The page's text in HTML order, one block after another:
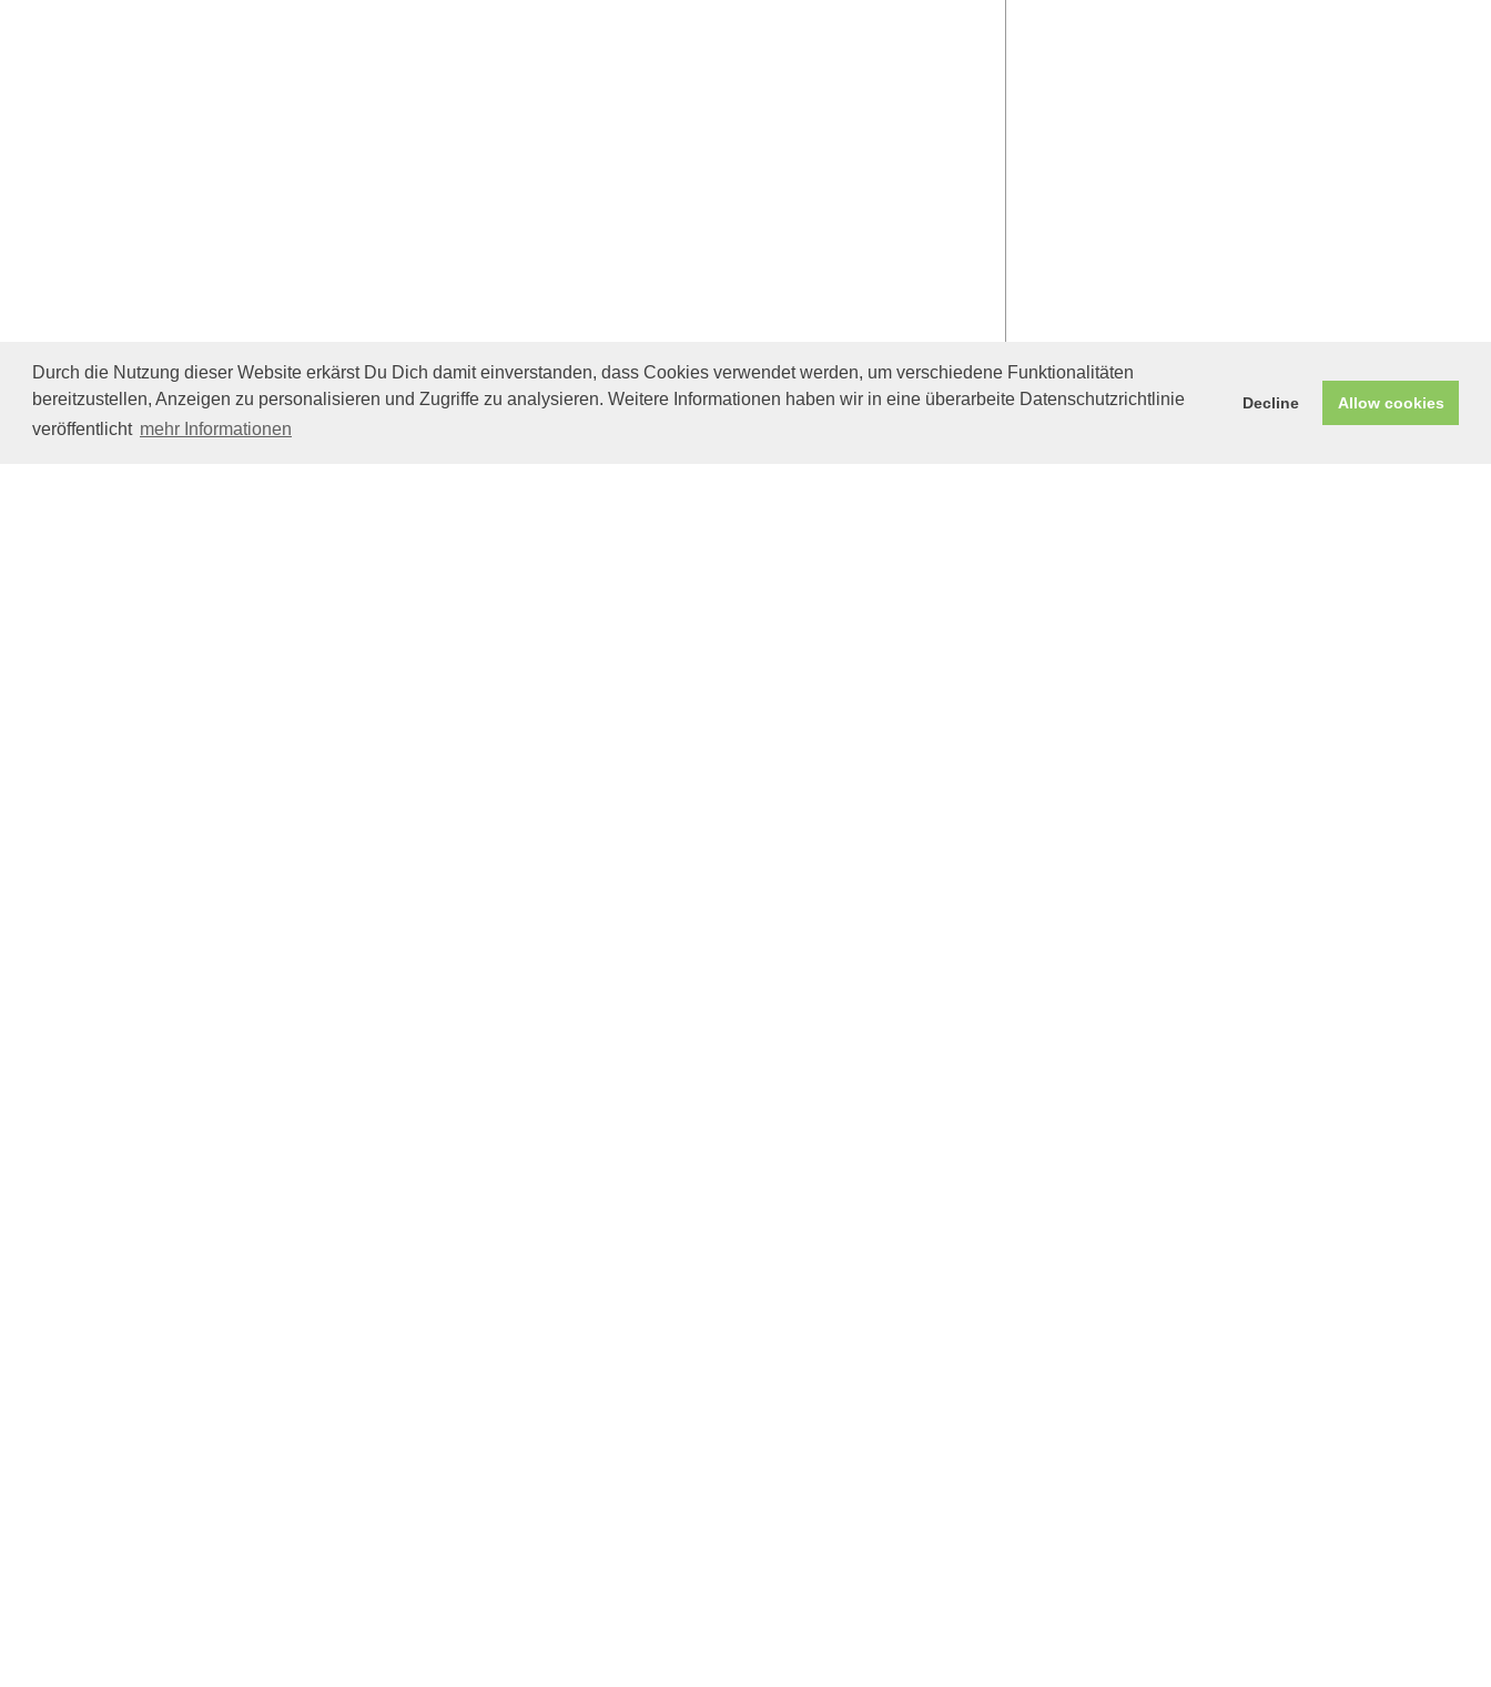
Durch die Nutzung dieser Website erkärst Du Dich damit einverstanden, dass Cookies verwendet werden, um verschiedene Funktionalitäten
bereitzustellen, Anzeigen zu personalisieren und Zugriffe zu analysieren. Weitere Informationen haben wir in eine überarbeite Datenschutzrichtlinie
veröffentlicht mehr Informationen
Decline Allow cookies
Helfen Sie mit!
Impressum/DatenschutzTierhilfe Verbindet (c)